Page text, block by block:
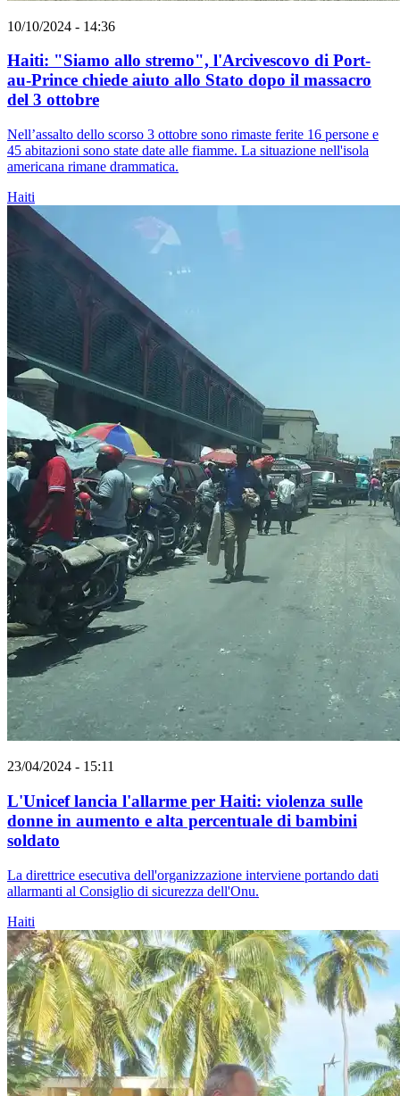
10/10/2024 - 14:36
Haiti: "Siamo allo stremo", l'Arcivescovo di Port-
au-Prince chiede aiuto allo Stato dopo il massacro
del 3 ottobre
Nell’assalto dello scorso 3 ottobre sono rimaste ferite 16 persone e
45 abitazioni sono state date alle fiamme. La situazione nell'isola
americana rimane drammatica.
Haiti
23/04/2024 - 15:11
L'Unicef lancia l'allarme per Haiti: violenza sulle
donne in aumento e alta percentuale di bambini
soldato
La direttrice esecutiva dell'organizzazione interviene portando dati
allarmanti al Consiglio di sicurezza dell'Onu.
Haiti